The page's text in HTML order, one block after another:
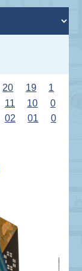
20 19
1
11 10
0
02 01
0